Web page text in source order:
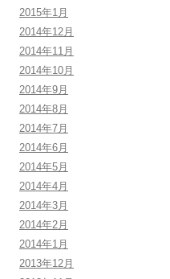
2015年1月
2014年12月
2014年11月
2014年10月
2014年9月
2014年8月
2014年7月
2014年6月
2014年5月
2014年4月
2014年3月
2014年2月
2014年1月
2013年12月